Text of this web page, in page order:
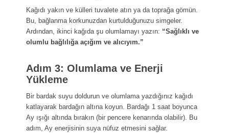
Kağıdı yakın ve külleri tuvalete atın ya da toprağa gömün.
Bu, bağlanma korkunuzdan kurtulduğunuzu simgeler.
Ardından, ikinci kağıda şu olumlamayı yazın: “Sağlıklı ve
olumlu bağlılığa açığım ve alıcıyım.”
Adım 3: Olumlama ve Enerji
Yükleme
Bir bardak suyu doldurun ve olumlama yazdığınız kağıdı
katlayarak bardağın altına koyun. Bardağı 1 saat boyunca
Ay ışığı altında bırakın (bir pencere kenarında olabilir). Bu
adım, Ay enerjisinin suya nüfuz etmesini sağlar.